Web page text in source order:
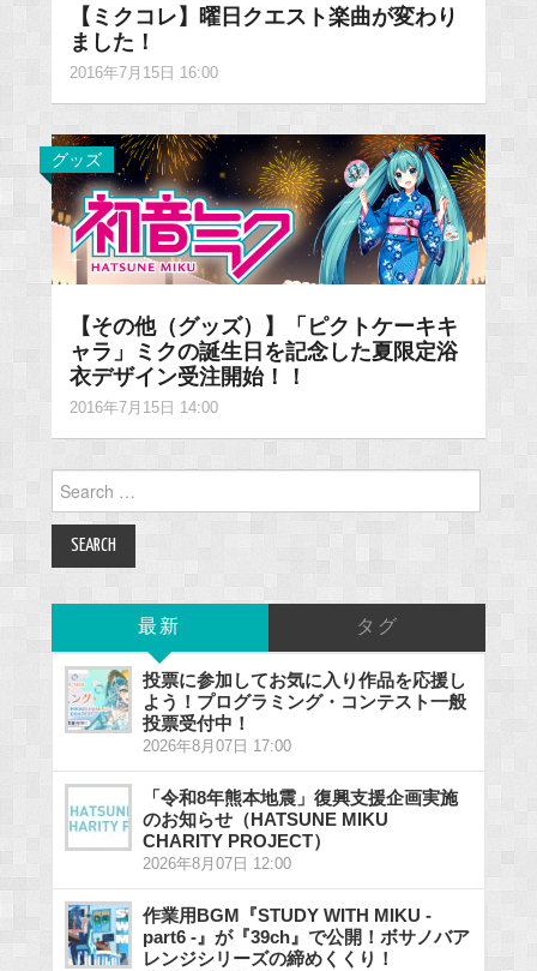
【ミクコレ】曜日クエスト楽曲が変わり
ました！
2016年7月15日 16:00
グッズ
【その他（グッズ）】「ピクトケーキキ
ャラ」ミクの誕生日を記念した夏限定浴
衣デザイン受注開始！！
2016年7月15日 14:00
for:
最新 タグ
投票に参加してお気に入り作品を応援し
よう！プログラミング・コンテスト一般
投票受付中！
2026年8月07日 17:00
「令和8年熊本地震」復興支援企画実施
のお知らせ（HATSUNE MIKU
CHARITY PROJECT）
2026年8月07日 12:00
作業用BGM『STUDY WITH MIKU -
part6 -』が『39ch』で公開！ボサノバア
レンジシリーズの締めくくり！